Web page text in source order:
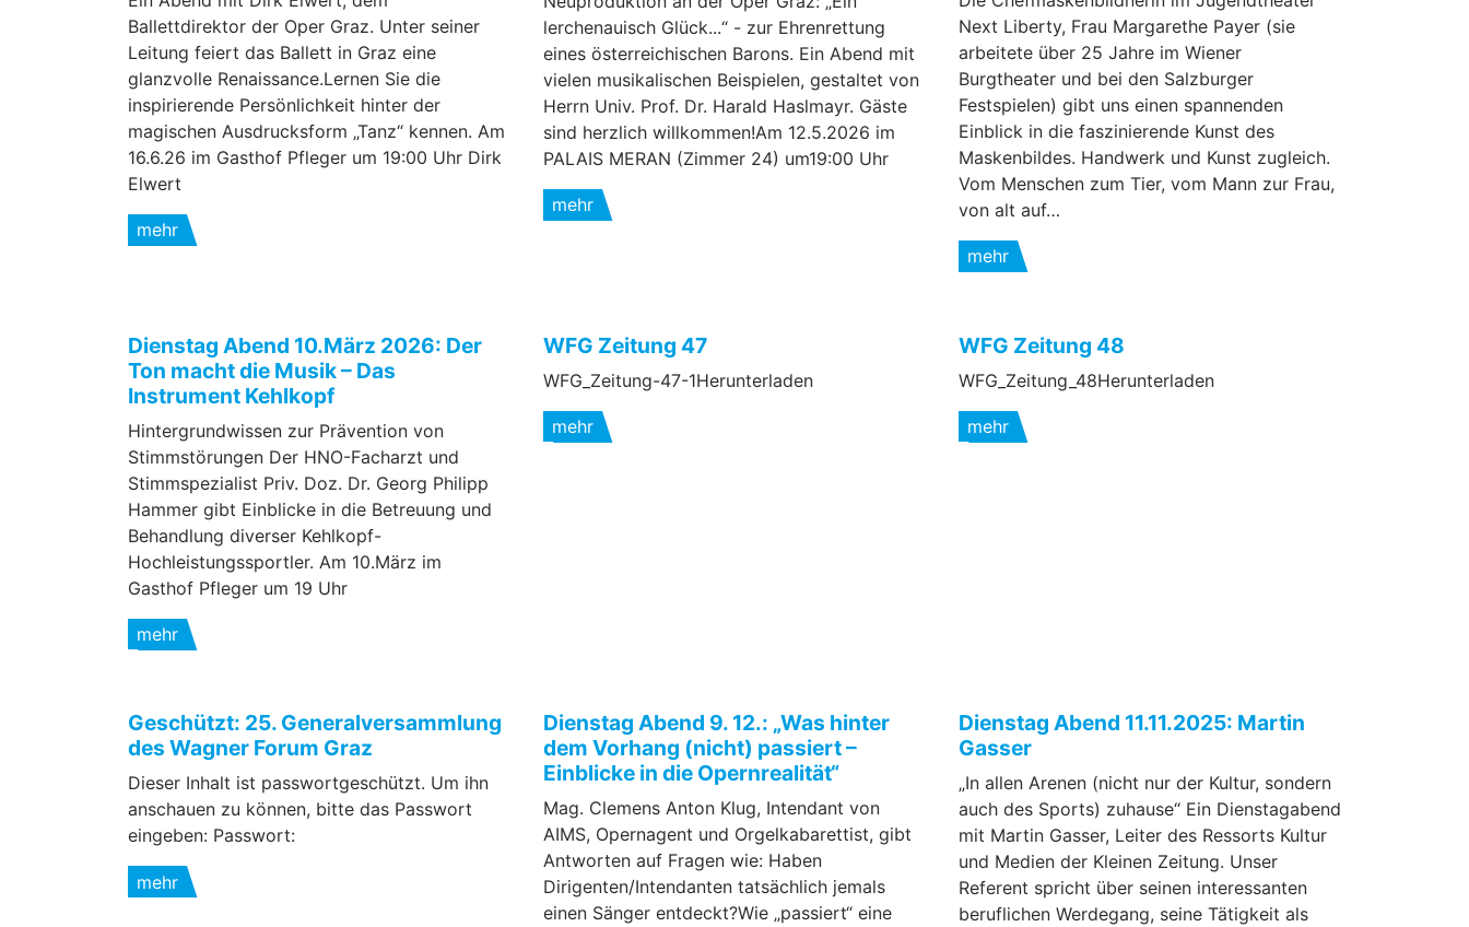
Ballettdirektor der Oper Graz. Unter seiner
Leitung feiert das Ballett in Graz eine
glanzvolle Renaissance.Lernen Sie die
inspirierende Persönlichkeit hinter der
magischen Ausdrucksform „Tanz“ kennen. Am
16.6.26 im Gasthof Pfleger um 19:00 Uhr Dirk
Elwert
mehr
lerchenauisch Glück...“ - zur Ehrenrettung
eines österreichischen Barons. Ein Abend mit
vielen musikalischen Beispielen, gestaltet von
Herrn Univ. Prof. Dr. Harald Haslmayr. Gäste
sind herzlich willkommen!Am 12.5.2026 im
PALAIS MERAN (Zimmer 24) um19:00 Uhr
mehr
Next Liberty, Frau Margarethe Payer (sie
arbeitete über 25 Jahre im Wiener
Burgtheater und bei den Salzburger
Festspielen) gibt uns einen spannenden
Einblick in die faszinierende Kunst des
Maskenbildes. Handwerk und Kunst zugleich.
Vom Menschen zum Tier, vom Mann zur Frau,
von alt auf…
mehr
Dienstag Abend 10.März 2026: Der
Ton macht die Musik – Das
Instrument Kehlkopf
Hintergrundwissen zur Prävention von
Stimmstörungen Der HNO-Facharzt und
Stimmspezialist Priv. Doz. Dr. Georg Philipp
Hammer gibt Einblicke in die Betreuung und
Behandlung diverser Kehlkopf-
Hochleistungssportler. Am 10.März im
Gasthof Pfleger um 19 Uhr
mehr
WFG Zeitung 47
WFG_Zeitung-47-1Herunterladen
mehr
WFG Zeitung 48
WFG_Zeitung_48Herunterladen
mehr
Geschützt: 25. Generalversammlung
des Wagner Forum Graz
Dieser Inhalt ist passwortgeschützt. Um ihn
anschauen zu können, bitte das Passwort
eingeben: Passwort:
mehr
Dienstag Abend 9. 12.: „Was hinter
dem Vorhang (nicht) passiert –
Einblicke in die Opernrealität“
Mag. Clemens Anton Klug, Intendant von
AIMS, Opernagent und Orgelkabarettist, gibt
Antworten auf Fragen wie: Haben
Dirigenten/Intendanten tatsächlich jemals
einen Sänger entdeckt?Wie „passiert“ eine
Dienstag Abend 11.11.2025: Martin
Gasser
„In allen Arenen (nicht nur der Kultur, sondern
auch des Sports) zuhause“ Ein Dienstagabend
mit Martin Gasser, Leiter des Ressorts Kultur
und Medien der Kleinen Zeitung. Unser
Referent spricht über seinen interessanten
beruflichen Werdegang, seine Tätigkeit als